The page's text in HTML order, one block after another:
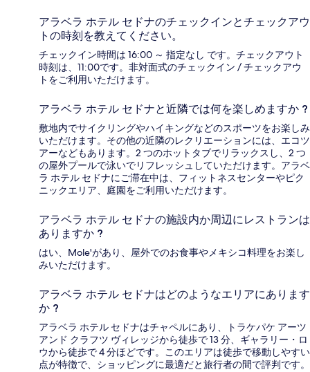
アラベラ ホテル セドナのチェックインとチェックアウ
トの時刻を教えてください。
チェックイン時間は 16:00 ～ 指定なし です。チェックアウト
時刻は、11:00です。非対面式のチェックイン / チェックアウ
トをご利用いただけます。
アラベラ ホテル セドナと近隣では何を楽しめますか ?
敷地内でサイクリングやハイキングなどのスポーツをお楽しみ
いただけます。その他の近隣のレクリエーションには、エコツ
アーなどもあります。2 つのホットタブでリラックスし、2 つ
の屋外プールで泳いでリフレッシュしていただけます。アラベ
ラ ホテル セドナにご滞在中は、フィットネスセンターやピク
ニックエリア、庭園をご利用いただけます。
アラベラ ホテル セドナの施設内か周辺にレストランは
ありますか ?
はい、Mole'があり、屋外でのお食事やメキシコ料理をお楽し
みいただけます。
アラベラ ホテル セドナはどのようなエリアにあります
か ?
アラベラ ホテル セドナはチャペルにあり、トラケパケ アーツ
アンド クラフツ ヴィレッジから徒歩で 13 分、ギャラリー・ロ
ウから徒歩で 4 分ほどです。このエリアは徒歩で移動しやすい
点が特徴で、ショッピングに最適だと旅行者の間で評判です。